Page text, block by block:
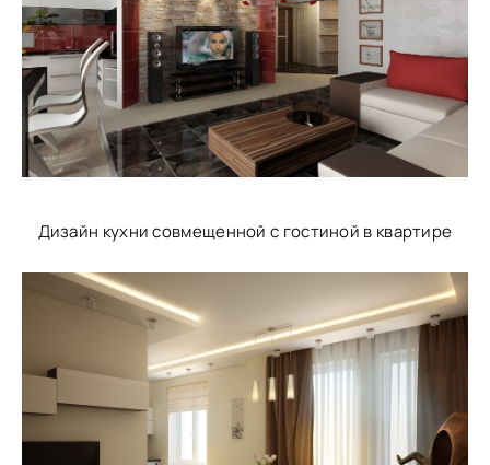
Дизайн кухни совмещенной с гостиной в квартире